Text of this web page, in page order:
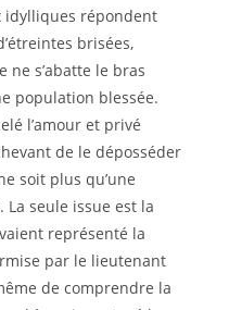
idylliques répondent
brisées,
ne s’abatte le bras
population blessée.
l’amour et privé
de le déposséder
soit plus qu’une
seule issue est la
représenté la
par le lieutenant
de comprendre la